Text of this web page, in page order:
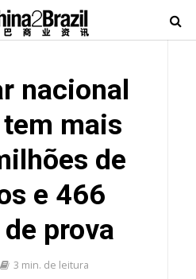
nacional
mais
de
e 466
prova
3 min. de leitura